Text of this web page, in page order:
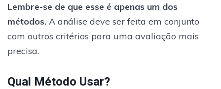
Lembre-se de que esse é apenas um dos
métodos. A análise deve ser feita em conjunto
com outros critérios para uma avaliação mais
precisa.
Qual Método Usar?